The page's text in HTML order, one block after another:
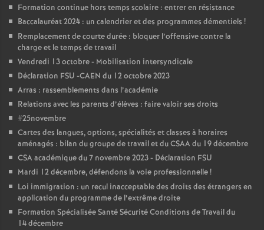
n
e
e
n
t
s
Formation continue hors temps scolaire : entrer en résistance
Baccalauréat 2024 : un calendrier et des programmes démentiels !
Remplacement de courte durée : bloquer l’offensive contre la
charge et le temps de travail
Vendredi 13 octobre - Mobilisation intersyndicale
Déclaration FSU -CAEN du 12 octobre 2023
Arras : rassemblements dans l’académie
Relations avec les parents d’élèves : faire valoir ses droits
#25novembre
Cartes des langues, options, spécialités et classes à horaires
aménagés : bilan du groupe de travail et du CSAA du 19 décembre
CSA académique du 7 novembre 2023 - Déclaration FSU
Mardi 12 décembre, défendons la voie professionnelle!
Loi immigration : un recul inacceptable des droits des étrangers en
application du programme de l’extrême droite
Formation Spécialisée Santé Sécurité Conditions de Travail du
14 décembre